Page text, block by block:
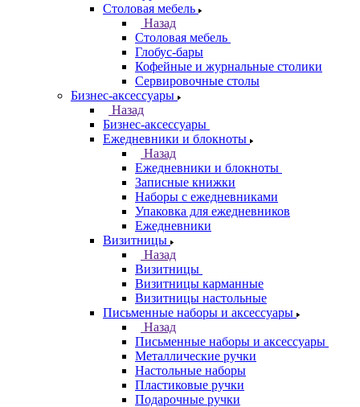
Столовая мебель
Назад
Столовая мебель
Глобус-бары
Кофейные и журнальные столики
Сервировочные столы
Бизнес-аксессуары
Назад
Бизнес-аксессуары
Ежедневники и блокноты
Назад
Ежедневники и блокноты
Записные книжки
Наборы с ежедневниками
Упаковка для ежедневников
Ежедневники
Визитницы
Назад
Визитницы
Визитницы карманные
Визитницы настольные
Письменные наборы и аксессуары
Назад
Письменные наборы и аксессуары
Металлические ручки
Настольные наборы
Пластиковые ручки
Подарочные ручки